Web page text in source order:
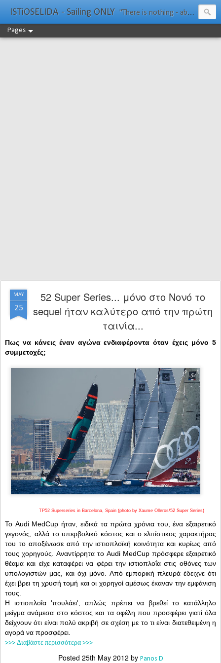
ISTiOSELIDA - Sailing ONLY "There is nothing - absolutely nothing - half so much worth doing as simply messing about in boats." Water Rat, Kenneth Grahame
Pages
MAY
25
52 Super Series... μόνο στο Νονό το
sequel ήταν καλύτερο από την πρώτη
ταινία...
Πως να κάνεις έναν αγώνα ενδιαφέροντα όταν έχεις μόνο 5
συμμετοχές;
TP52 Superseries in Barcelona, Spain (photo by Xaume Olleros/52 Super Series)
Το Audi MedCup ήταν, ειδικά τα πρώτα χρόνια του, ένα εξαιρετικό
γεγονός, αλλά το υπερβολικό κόστος και ο ελιτίστικος χαρακτήρας
του το αποξένωσε από την ιστιοπλοϊκή κοινότητα και κυρίως από
τους χορηγούς.
Αναντίρρητα το Audi MedCup πρόσφερε εξαιρετικό
θέαμα και είχε καταφέρει να φέρει την ιστιοπλοΐα στις οθόνες των
υπολογιστών μας, και όχι μόνο. Από εμπορική πλευρά έδειχνε ότι
έχει βρει τη χρυσή τομή και οι χορηγοί αμέσως έκαναν την εμφάνιση
τους.
Η ιστιοπλοΐα 'πουλάει', απλώς πρέπει να βρεθεί το κατάλληλο
μείγμα ανάμεσα στο κόστος και τα οφέλη που προσφέρει γιατί όλα
δείχνουν ότι είναι πολύ ακριβή σε σχέση με το τι είναι διατεθειμένη η
αγορά να προσφέρει.
>>> Διαβάστε περισσότερα >>>
Posted 25th May 2012 by Panos D